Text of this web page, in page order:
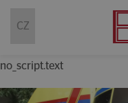
no_script.text
CZ(current)